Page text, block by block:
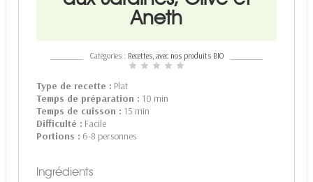
Aneth
Catégories : Recettes, avec nos produits BIO
star star star star star
Type de recette : Plat
Temps de préparation : 10 min
Temps de cuisson : 15 min
Difficulté : Facile
Portions : 6-8 personnes
Ingrédients